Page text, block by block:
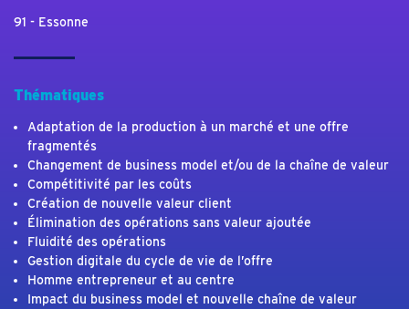
91 - Essonne
Thématiques
Adaptation de la production à un marché et une offre
fragmentés
Changement de business model et/ou de la chaîne de valeur
Compétitivité par les coûts
Création de nouvelle valeur client
Élimination des opérations sans valeur ajoutée
Fluidité des opérations
Gestion digitale du cycle de vie de l’offre
Homme entrepreneur et au centre
Impact du business model et nouvelle chaîne de valeur